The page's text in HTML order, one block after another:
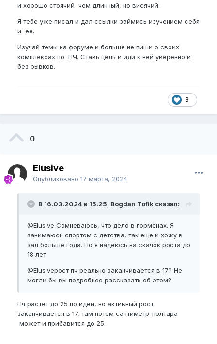
и хорошо стоячий чем длинный, но висячий.
Я тебе уже писал и дал ссылки займись изучением себя
и ее.
Изучай темы на форуме и больше не пиши о своих
комплексах по ПЧ. Ставь цель и иди к ней уверенно и
без рывков.
3
0
Elusive
Опубликовано 17 марта, 2024
В 16.03.2024 в 15:25, Bogdan Tofik сказал:
@Elusive Сомневаюсь, что дело в гормонах. Я
занимаюсь спортом с детства, так еще и хожу в
зал больше года. Но я надеюсь на скачок роста до
18 лет
@Elusiveрост пч реально заканчивается в 17? Не
могли бы вы подробнее рассказать об этом?
Пч растет до 25 по идеи, но активный рост
заканчивается в 17, там потом сантиметр-полтара
может и прибавится до 25.